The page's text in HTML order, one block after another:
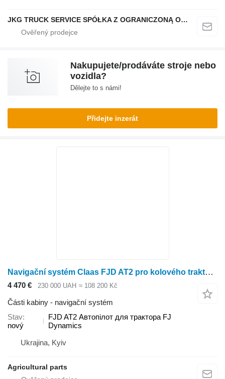
JKG TRUCK SERVICE SPÓŁKA Z OGRANICZONĄ ODPOWIEDZIALNOŚCIĄ
Nakupujete/prodáváte stroje nebo
vozidla?
Dělejte to s námi!
Přidejte inzerát
Navigační systém Claas FJD AT2 pro kolového traktoru
4 470 € 230 000 UAH ≈ 108 200 Kč
Části kabiny - navigační systém
Stav
nový
FJD AT2 Автопілот для трактора FJ
Dynamics
Ukrajina, Kyiv
Agricultural parts